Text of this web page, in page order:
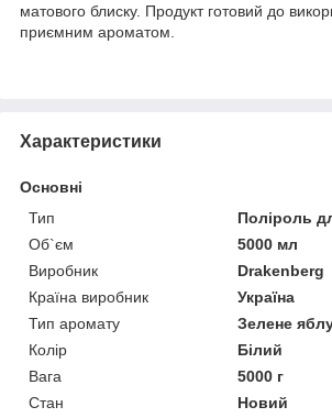
матового блиску. Продукт готовий до
приємним ароматом.
Характеристики
Основні
Тип
Поліроль
Об`єм
5000 мл
Виробник
Drakenberg
Країна виробник
Україна
Тип аромату
Зелене
Колір
Білий
Вага
5000 г
Стан
Новий